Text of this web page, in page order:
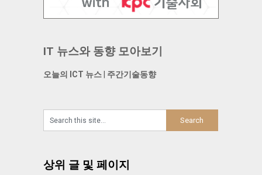
IT 뉴스와 동향 모아보기
오늘의 ICT 뉴스| 주간기술동향
상위 글 및 페이지